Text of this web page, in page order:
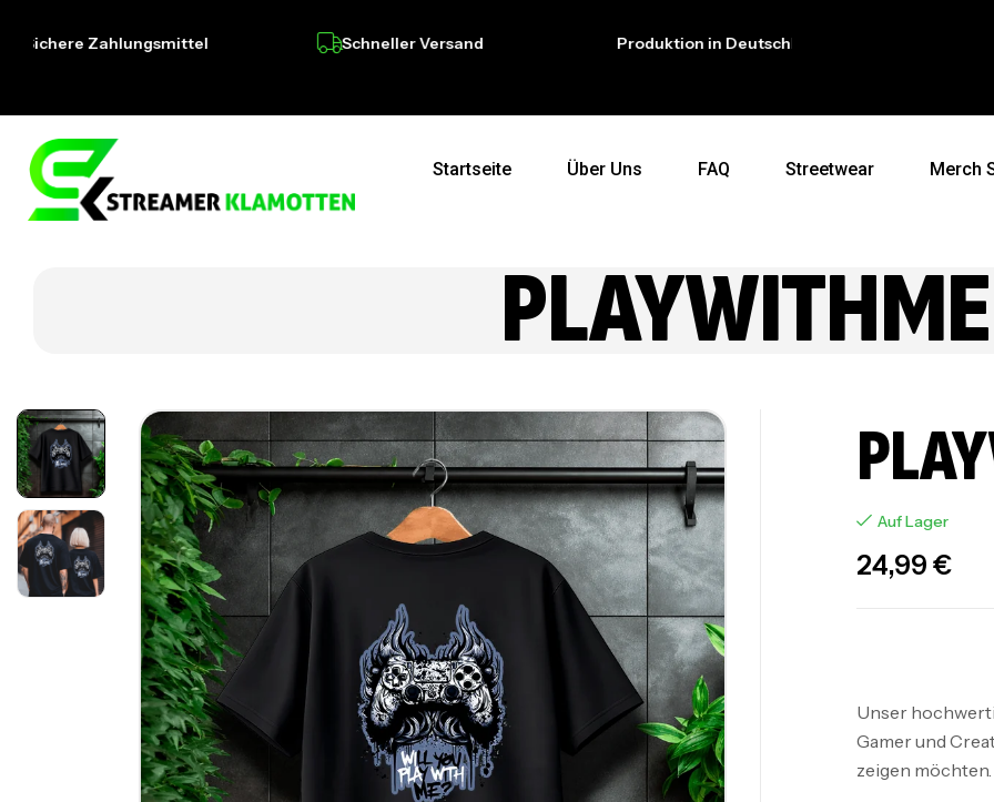
Zahlungsmittel Schneller Versand Produktion in Deutschland
Startseite Über Uns FAQ Streetwear Merch
PLAYWITHME
Auf Lager
24,99 €
Unser
Gamer und
zeigen möchten.